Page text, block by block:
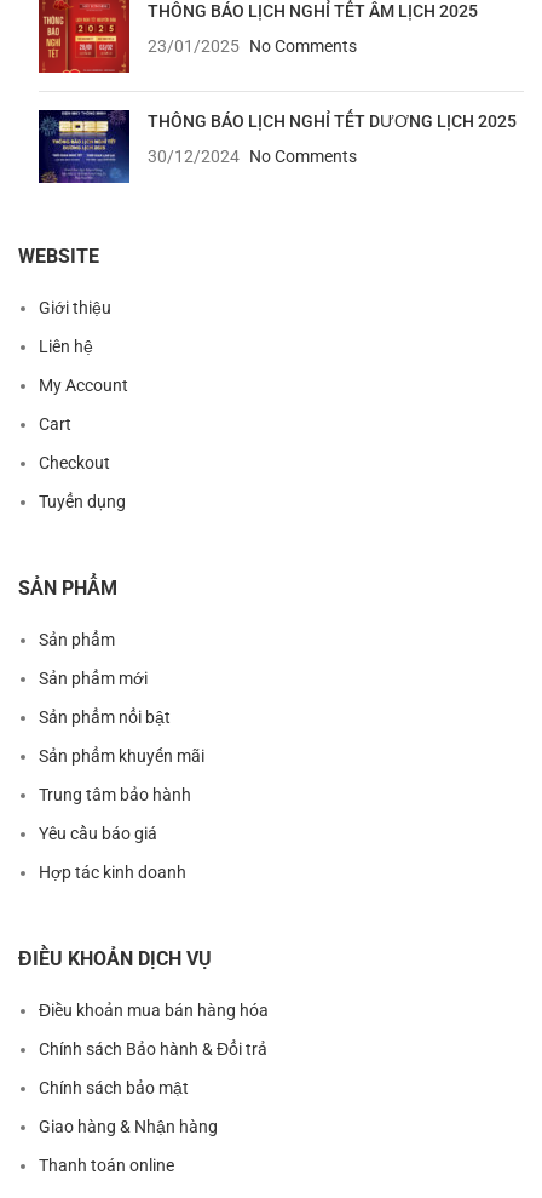
THÔNG BÁO LỊCH NGHỈ TẾT ÂM LỊCH 2025
23/01/2025 No Comments
THÔNG BÁO LỊCH NGHỈ TẾT DƯƠNG LỊCH 2025
30/12/2024 No Comments
WEBSITE
Giới thiệu
Liên hệ
My Account
Cart
Checkout
Tuyển dụng
SẢN PHẨM
Sản phẩm
Sản phẩm mới
Sản phẩm nổi bật
Sản phẩm khuyến mãi
Trung tâm bảo hành
Yêu cầu báo giá
Hợp tác kinh doanh
ĐIỀU KHOẢN DỊCH VỤ
Điều khoản mua bán hàng hóa
Chính sách Bảo hành & Đổi trả
Chính sách bảo mật
Giao hàng & Nhận hàng
Thanh toán online